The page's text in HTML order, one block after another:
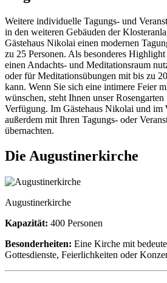
Weitere individuelle Tagungs- und
in den weiteren Gebäuden der
Gästehaus Nikolai einen modernen
zu 25 Personen. Als besonderes
einen Andachts- und Meditationsraum
oder für Meditationsübungen mit bis zu
kann. Wenn Sie sich eine intimere Feier
wünschen, steht Ihnen unser
Verfügung. Im Gästehaus Nikolai und im
außerdem mit Ihren Tagungs- oder
übernachten.
Die Augustinerkirche
Augustinerkirche
Kapazität: 400 Personen
Besonderheiten: Eine Kirche mit
Gottesdienste, Feierlichkeiten oder